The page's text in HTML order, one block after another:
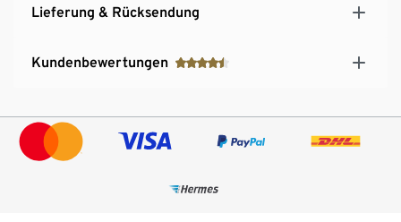
Lieferung & Rücksendung
Kundenbewertungen